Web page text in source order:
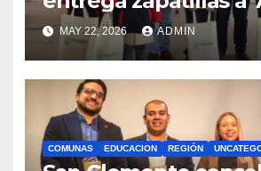
estudiantes con
Royalty Minero
MAY 22, 2026 ADMIN
COMUNAS EDUCACION REGIÓN